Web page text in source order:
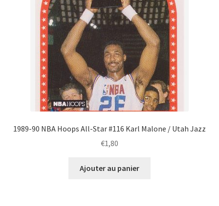
1989-90 NBA Hoops All-Star #116 Karl Malone / Utah Jazz
€1,80
Ajouter au panier